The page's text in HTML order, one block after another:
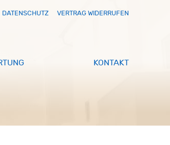
DATENSCHUTZ VERTRAG WIDERRUFEN
KONTAKT